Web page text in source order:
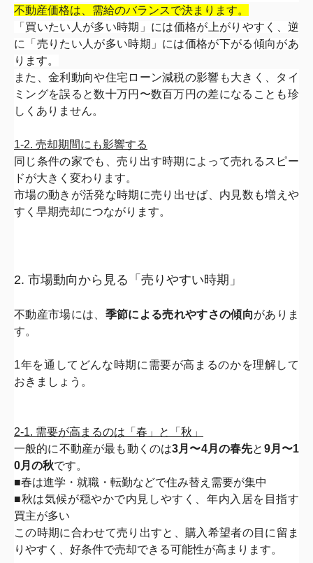
不動産価格は、需給のバランスで決まります。
「買いたい人が多い時期」には価格が上がりやすく、 逆
に「 売りたい人が多い時期」には価格が下がる傾向があ
ります。
また、金利動向や住宅ローン減税の影響も大きく、 タイ
ミングを誤ると数十万円〜数百万円の差になることも珍
しくありません。
1-2. 売却期間にも影響する
同じ条件の家でも、 売り出す時期によって売れるスピー
ドが大きく変わります。
市場の動きが活発な時期に売り出せば、内見数も増えや
すく早期売却につながります。
2. 市場動向から見る「売りやすい時期」
不動産市場には、 季節による売れやすさの傾向がありま
す。
1年を通してどんな時期に需要が高まるのかを理解して
おきましょ う。
2-1. 需要が高まるのは「春」と「秋」
一般的に不動産が最も動くのは3月〜4月の春先と 9月〜1
0月の秋です。
■春は進学・就職・転勤などで住み替え需要が集中
■秋は気候が穏やかで内見しやすく、年内入居を目指す
買主が多い
この時期に合わせて売り出すと、購入希望者の目に留ま
りやすく、 好条件で売却できる可能性が高まります。